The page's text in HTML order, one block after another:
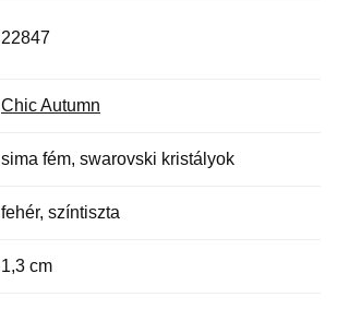
22847
Chic Autumn
sima fém, swarovski kristályok
fehér, színtiszta
1,3 cm